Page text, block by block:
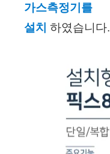
가스측정기를
설치 하였습니다.